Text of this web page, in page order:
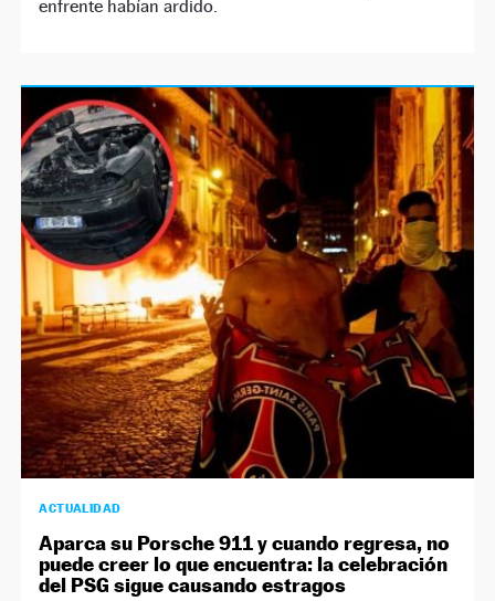
enfrente habían ardido.
ACTUALIDAD
Aparca su Porsche 911 y cuando regresa, no
puede creer lo que encuentra: la celebración
del PSG sigue causando estragos